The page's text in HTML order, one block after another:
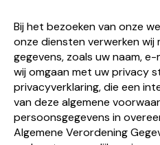
Bij het bezoeken van onze
onze diensten verwerken wij
gegevens, zoals uw naam,
wij omgaan met uw privacy
privacyverklaring, die een
van deze algemene
persoonsgegevens in
Algemene Verordening